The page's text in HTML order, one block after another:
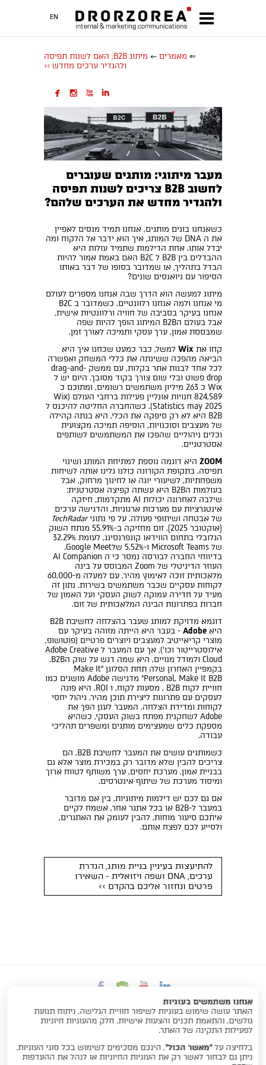
EN
⇐ מאמרים ←
מיתוג B2B, האם לשנות תפיסה
ולהגדיר ערכים מחדש >>
   
מעבר מיתוגי: מותגים שעוברים
לחשוב B2B צריכים לשנות תפיסה
ולהגדיר מחדש את הערכים שלהם?
כשאנחנו בונים מותגים, אנחנו תמיד מנסים לאפיין
את ה DNA של המותג, איך הוא ידבר אל הלקוח ומה
יבדל אותו. אחת הדילמות שתמיד עולות היא
ההבדלים בין B2B ל B2C האם באמת אמור להיות
הבדל בתהליך, או שמדובר בסופו של דבר באותו
הסיפור עם ניואנסים שונים?
מיתוג למעשה הוא הדרך שבה אנחנו מספרים לעולם
מי אנחנו ולמה אנחנו רלוונטיים. כשמדובר ב B2C
אנחנו בעיקר בסביבה של חוויה ורלוונטיות אישית,
אבל בעולם הB2B המיתוג הופך להיות שפה
שמבססת אמון, ערך עסקי ותמיכה לאורך זמן.
קחו את Wix למשל, כבר כמעט שכחנו איך היא
הביאה מהפכה ששינתה את כללי המשחק ואפשרה
לכל אחד לבנות אתר בקלות, עם ממשק drag-and-
drop פשוט ובלי שום צורך בקוד מסובך. היום יש ל
Wix כ 263 מיליון משתמשים רשומים, ומתוכם כ
824,589 חנויות אונליין פעילות ברחבי העולם (Wix
Statistics may 2025). כשהחברה החליטה להיכנס ל
B2B היא לא רק סיפקה את הכלי, היא בנתה קהילה
של מעצבים וסוכנויות, הוסיפה תמיכה מקצועית
וכלים ניהוליים שהפכו את המשתמשים לשותפים
אסטרטגיים.
ZOOM היא דוגמה נוספת למתיחת המותג ושינוי
תפיסה. בתקופת הקורונה כולנו גלינו אותה לשיחות
משפחתיות, לשיעורי יוגה או לחינוך מרחוק, אבל
בעולמות הB2B היא עשתה קפיצה אסטרטגית:
שילבה לאחרונה יכולות AI מתקדמות, חיזקה
אינטגרציות עם מערכות ארגוניות, והדגישה ערכים
של אבטחה ושיתופי פעולה. על פי נתוניTechRadar
(אוקטובר 2025), זום מחזיקה ב-55.91% מנתח השוק
הגלובלי בתחום הווידאו קונפרנסינג, לעומת 32.29%
של Microsoft Teams ו-5.52% שלGoogle Meet.
בדיווחי החברה לבורסה נמסר כי ה AI Companion
העוזר הדיגיטלי של Zoom המבוסס על בינה
מלאכותית זוכה לאימוץ מהיר, עם למעלה מ-60,000
לקוחות עסקיים שכבר משתמשים בשירות. נתון זה
מעיד על חדירה עמוקה לשוק העסקי ועל האמון של
חברות בפתרונות הבינה המלאכותית של זום.
דוגמא מדויקת למותג שעבר בהצלחה לחשיבת B2B
היא Adobe - בעבר היא הייתה מזוהה בעיקר עם
מוצרי קריאייטיב למעצבים ויוצרים פרטיים (פוטושופ,
אילוסטרייטור וכו'), אך עם המעבר ל Adobe Creative
Cloud ולמודל מנויים, היא שמה דגש על שוק הB2B.
בקמפיין האחרון שלה תחת הסלוגן "Make It
Personal, Make It B2B" מדגישה Adobe מושגים כמו
חוויית לקוח B2B , מסעות לקוח, ו ROI. היא פונה
לעסקים עם פתרונות ליצירת תוכן מהיר, ניהול יחסי
לקוחות ומדידת הצלחה. המעבר לענן הפך את
Adobe לשחקנית מפתח בשוק העסקי, כשהיא
מספקת כלים שמעצימים מותגים ומשפרים תהליכי
עבודה.
כשמותגים עושים את המעבר לחשיבת B2B, הם
צריכים להבין שלא מדובר רק במכירת מוצר אלא גם
בבניית אמון, מערכת יחסים, ערך משותף לטווח ארוך
ומיסוד מערכת של שיתוף אינטרסים.
אם גם לכם יש דילמות מיתוגיות, בין אם מדובר
במעבר ל-B2B או בכל אתגר אחר, אשמח לקיים
איתכם סיעור מוחות, להבין לעומק את האתגרים,
ולסייע לכם לפצח אותם.
להתיעצות בעיניין בניית מותג, הגדרת
ערכים, DNA ושפה ויזואלית - השאירו
פרטים ונחזור אליכם בהקדם >>
ראשי
תדמית ותקשורת שיווקית
אודות
מאמרים
אנחנו משתמשים בעוגיות
האתר עושה שימוש בעוגיות לשיפור חוויית הגלישה, ניתוח תנועת
גולשים, והתאמת תכנים והצעות אישיות. חלק מהעוגיות חיוניות
לפעילות התקינה של האתר.
בלחיצה על“מאשר הכול”, הינכם מסכימים לשימוש בכל סוגי העוגיות.
ניתן גם לבחור לאשר רק את העוגיות החיוניות או לנהל את ההעדפות